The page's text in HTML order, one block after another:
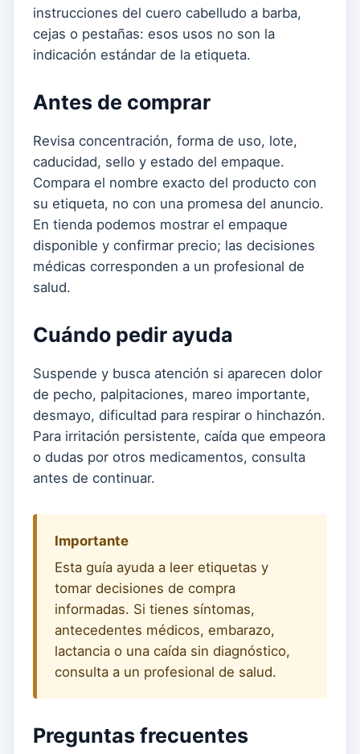
instrucciones del cuero cabelludo a barba,
cejas o pestañas: esos usos no son la
indicación estándar de la etiqueta.
Antes de comprar
Revisa concentración, forma de uso, lote,
caducidad, sello y estado del empaque.
Compara el nombre exacto del producto con
su etiqueta, no con una promesa del anuncio.
En tienda podemos mostrar el empaque
disponible y confirmar precio; las decisiones
médicas corresponden a un profesional de
salud.
Cuándo pedir ayuda
Suspende y busca atención si aparecen dolor
de pecho, palpitaciones, mareo importante,
desmayo, dificultad para respirar o hinchazón.
Para irritación persistente, caída que empeora
o dudas por otros medicamentos, consulta
antes de continuar.
Importante
Esta guía ayuda a leer etiquetas y
tomar decisiones de compra
informadas. Si tienes síntomas,
antecedentes médicos, embarazo,
lactancia o una caída sin diagnóstico,
consulta a un profesional de salud.
Preguntas frecuentes